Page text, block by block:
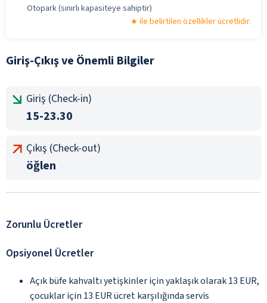
Otopark (sınırlı kapasiteye sahiptir)
ile belirtilen özellikler ücretlidir.
Giriş-Çıkış ve Önemli Bilgiler
Giriş (Check-in)
15-23.30
Çıkış (Check-out)
öğlen
Zorunlu Ücretler
Opsiyonel Ücretler
Açık büfe kahvaltı yetişkinler için yaklaşık olarak 13 EUR,
çocuklar için 13 EUR ücret karşılığında servis